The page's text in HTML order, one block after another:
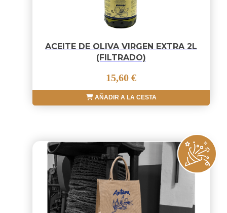
ACEITE DE OLIVA VIRGEN EXTRA 2L
(FILTRADO)
15,60 €
AÑADIR A LA CESTA